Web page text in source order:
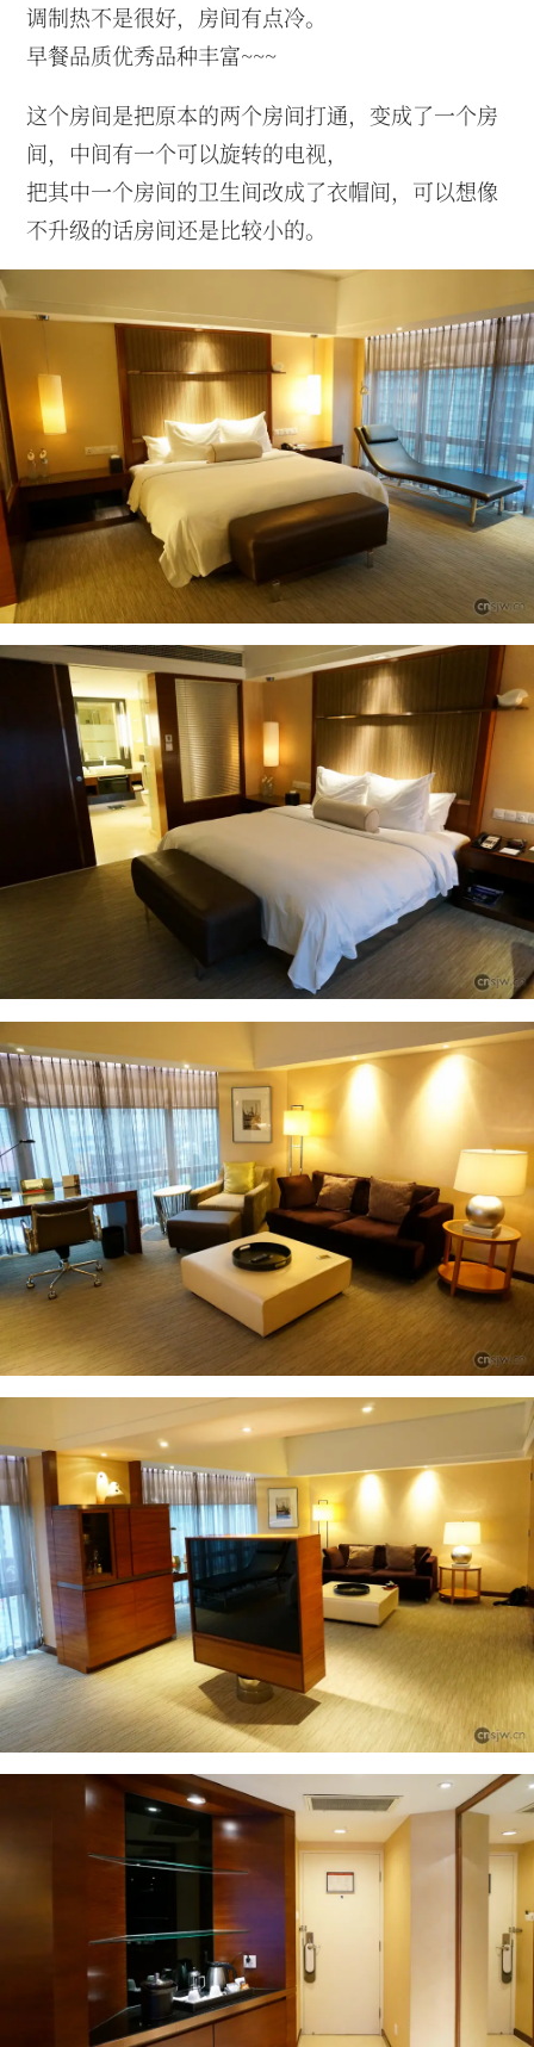
调制热不是很好，房间有点冷。
早餐品质优秀品种丰富~~~
这个房间是把原本的两个房间打通，变成了一个房
间，中间有一个可以旋转的电视，
把其中一个房间的卫生间改成了衣帽间，可以想像
不升级的话房间还是比较小的。